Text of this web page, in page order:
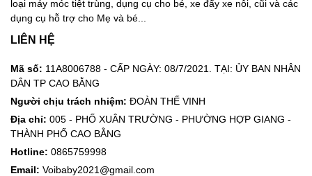
loại máy móc tiệt trùng, dụng cụ cho bé, xe đẩy xe nôi, cũi và các
dụng cụ hỗ trợ cho Mẹ và bé...
LIÊN HỆ
Mã số: 11A8006788 - CẤP NGÀY: 08/7/2021. TẠI: ỦY BAN NHÂN
DÂN TP CAO BẰNG
Người chịu trách nhiệm: ĐOÀN THẾ VINH
Địa chỉ: 005 - PHỐ XUÂN TRƯỜNG - PHƯỜNG HỢP GIANG -
THÀNH PHỐ CAO BẰNG
Hotline: 0865759998
Email: Voibaby2021@gmail.com